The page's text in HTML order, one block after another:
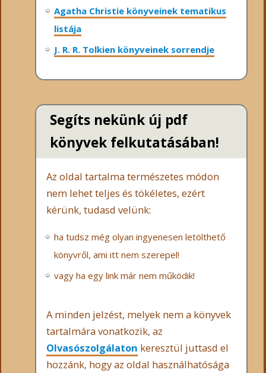
Agatha Christie könyveinek tematikus
listája
J. R. R. Tolkien könyveinek sorrendje
Segíts nekünk új pdf
könyvek felkutatásában!
Az oldal tartalma természetes módon
nem lehet teljes és tökéletes, ezért
kérünk, tudasd velünk:
ha tudsz még olyan ingyenesen letölthető
könyvről, ami itt nem szerepel!
vagy ha egy link már nem működik!
A minden jelzést, melyek nem a könyvek
tartalmára vonatkozik, az
Olvasószolgálaton keresztül juttasd el
hozzánk, hogy az oldal használhatósága